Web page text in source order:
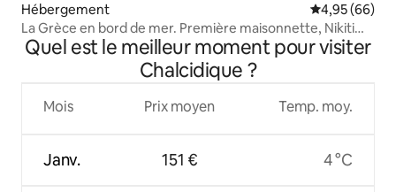
Hébergement Évaluation
4,95 (66)
La Grèce en bord de mer. Première maisonnette, Nikiti
(3 chambres)
Quel est le meilleur moment pour visiter
Chalcidique ?
Mois
Janv.
Prix moyen
151 €
Temp. moy.
4 °C